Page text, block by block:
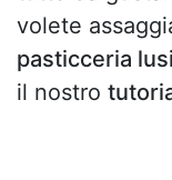
volete
pasticceria
il nostro